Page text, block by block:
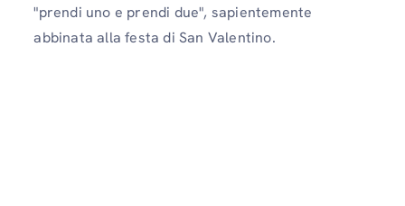
"prendi uno e prendi due", sapientemente
abbinata alla festa di San Valentino.